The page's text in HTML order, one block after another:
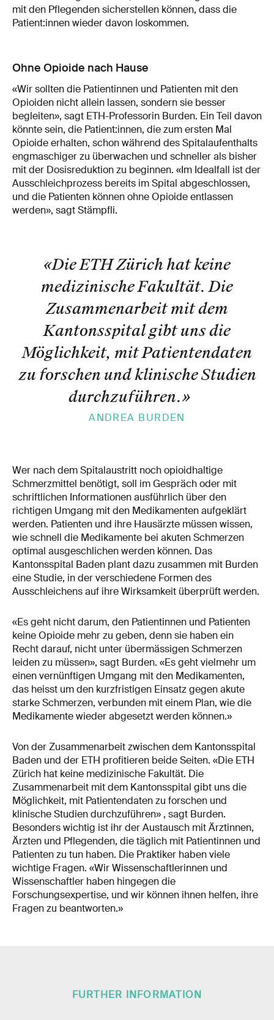
mit den Pflegenden sicherstellen können, dass die
Patient:innen wieder davon loskommen.
Ohne Opioide nach Hause
«Wir sollten die Patientinnen und Patienten mit den
Opioiden nicht allein lassen, sondern sie besser
begleiten», sagt ETH-Professorin Burden. Ein Teil davon
könnte sein, die Patient:innen, die zum ersten Mal
Opioide erhalten, schon während des Spitalaufenthalts
engmaschiger zu überwachen und schneller als bisher
mit der Dosisreduktion zu beginnen. «Im Idealfall ist der
Ausschleichprozess bereits im Spital abgeschlossen,
und die Patienten können ohne Opioide entlassen
werden», sagt Stämpfli.
«Die ETH Zürich hat keine
medizinische Fakultät. Die
Zusammenarbeit mit dem
Kantonsspital gibt uns die
Möglichkeit, mit Patientendaten
zu forschen und klinische Studien
durchzuführen.»
ANDREA BURDEN
Wer nach dem Spitalaustritt noch opioidhaltige
Schmerzmittel benötigt, soll im Gespräch oder mit
schriftlichen Informationen ausführlich über den
richtigen Umgang mit den Medikamenten aufgeklärt
werden. Patienten und ihre Hausärzte müssen wissen,
wie schnell die Medikamente bei akuten Schmerzen
optimal ausgeschlichen werden können. Das
Kantonsspital Baden plant dazu zusammen mit Burden
eine Studie, in der verschiedene Formen des
Ausschleichens auf ihre Wirksamkeit überprüft werden.
«Es geht nicht darum, den Patientinnen und Patienten
keine Opioide mehr zu geben, denn sie haben ein
Recht darauf, nicht unter übermässigen Schmerzen
leiden zu müssen», sagt Burden. «Es geht vielmehr um
einen vernünftigen Umgang mit den Medikamenten,
das heisst um den kurzfristigen Einsatz gegen akute
starke Schmerzen, verbunden mit einem Plan, wie die
Medikamente wieder abgesetzt werden können.»
Von der Zusammenarbeit zwischen dem Kantonsspital
Baden und der ETH profitieren beide Seiten. «Die ETH
Zürich hat keine medizinische Fakultät. Die
Zusammenarbeit mit dem Kantonsspital gibt uns die
Möglichkeit, mit Patientendaten zu forschen und
klinische Studien durchzuführen» , sagt Burden.
Besonders wichtig ist ihr der Austausch mit Ärztinnen,
Ärzten und Pflegenden, die täglich mit Patientinnen und
Patienten zu tun haben. Die Praktiker haben viele
wichtige Fragen. «Wir Wissenschaftlerinnen und
Wissenschaftler haben hingegen die
Forschungsexpertise, und wir können ihnen helfen, ihre
Fragen zu beantworten.»
FURTHER INFORMATION